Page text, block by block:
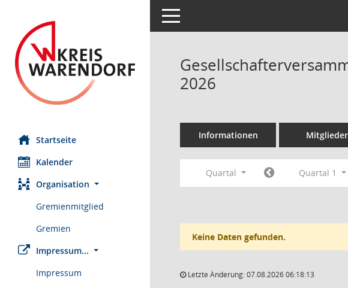
Startseite
Kalender
Organisation
Gremienmitglied
Gremien
Impressum...
Impressum
Toggle navigation
2026
Informationen Mitglieder
Quartal Quartal 1
Keine Daten gefunden.
Letzte Änderung: 07.08.2026 06:18:13